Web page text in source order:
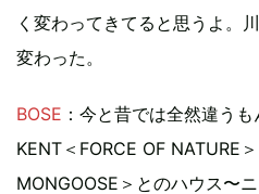
く変わってきてると思うよ。
変わった。
BOSE ：今と昔では全然違う
KENT＜FORCE OF NATURE
MONGOOSE＞とのハウス〜